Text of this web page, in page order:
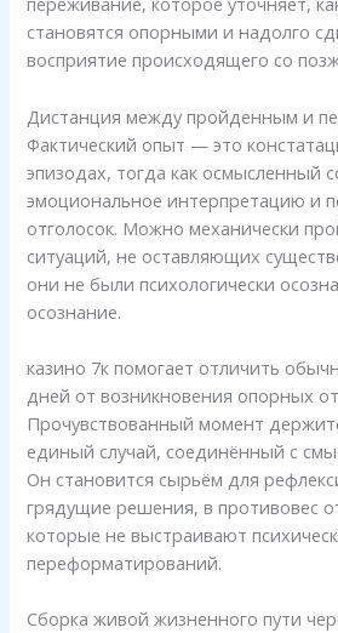
становятся опорными и надолго
восприятие происходящего со
Дистанция между пройденным и
Фактический опыт — это
эпизодах, тогда как осмысленный
эмоциональное интерпретацию и
отголосок. Можно механически
ситуаций, не оставляющих
они не были психологически
осознание.
казино 7к помогает отличить
дней от возникновения опорных
Прочувствованный момент
единый случай, соединённый с
Он становится сырьём для
грядущие решения, в противовес
которые не выстраивают
переформатирований.
Сборка живой жизненного пути